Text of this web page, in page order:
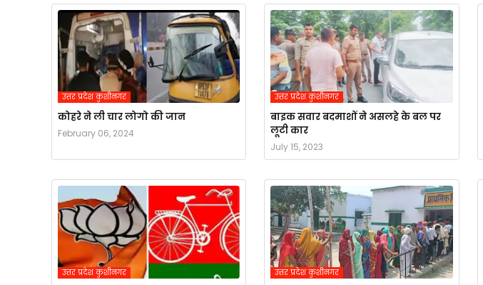
उत्तर प्रदेश कुशीनगर
कोहरे ने ली चार लोगो की जान
February 06, 2024
उत्तर प्रदेश कुशीनगर
बाइक सवार बदमाशों ने असलहे के बल पर
लूटी कार
July 15, 2023
उत्तर प्रदेश कुशीनगर उत्तर प्रदेश कुशीनगर